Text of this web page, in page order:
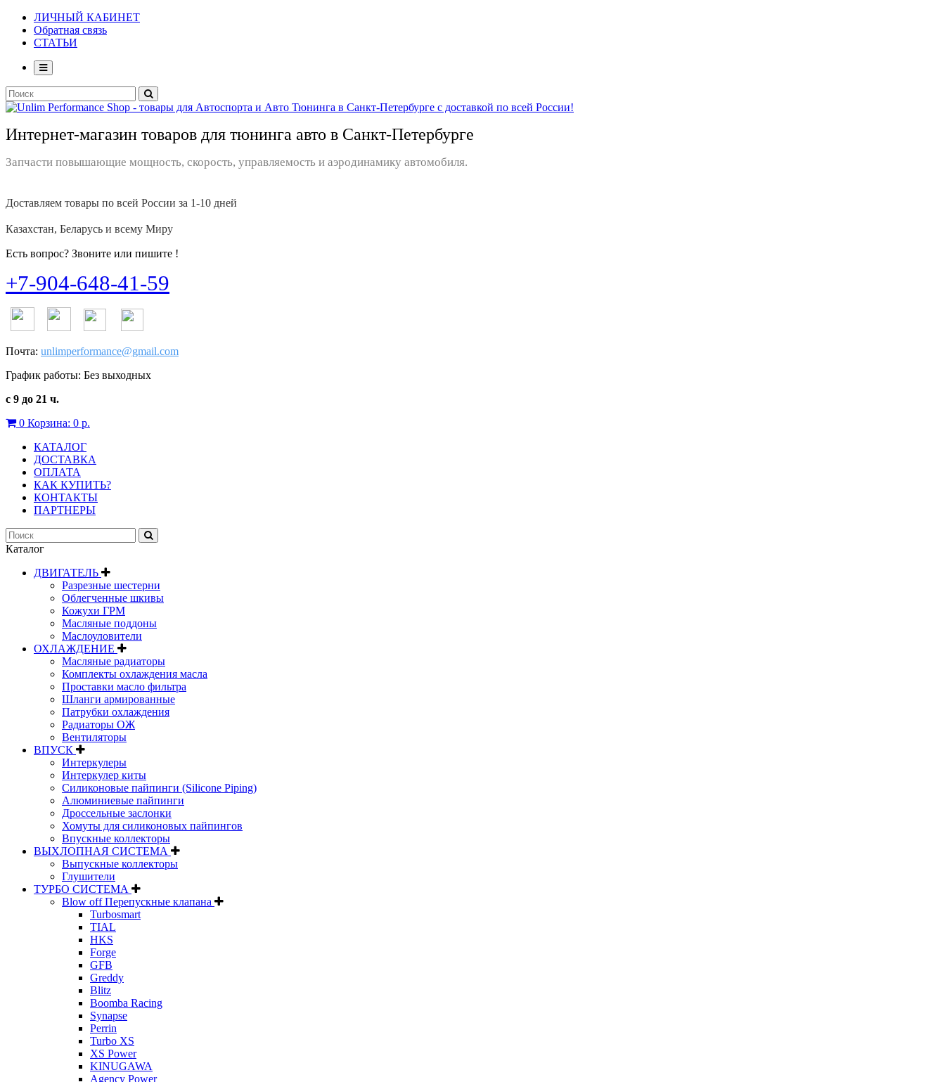
ЛИЧНЫЙ КАБИНЕТ
Обратная связь
СТАТЬИ
Интернет-магазин товаров для тюнинга авто в Санкт-Петербурге
Запчасти повышающие мощность, скорость, управляемость и аэродинамику автомобиля.
Доставляем товары по всей России за 1-10 дней
Казахстан, Беларусь и всему Миру
Есть вопрос? Звоните или пишите !
+7-904-648-41-59
Почта: unlimperformance@gmail.com
График работы: Без выходных
с 9 до 21 ч.
0 Корзина: 0 р.
КАТАЛОГ
ДОСТАВКА
ОПЛАТА
КАК КУПИТЬ?
КОНТАКТЫ
ПАРТНЕРЫ
Каталог
ДВИГАТЕЛЬ
Разрезные шестерни
Облегченные шкивы
Кожухи ГРМ
Масляные поддоны
Маслоуловители
ОХЛАЖДЕНИЕ
Масляные радиаторы
Комплекты охлаждения масла
Проставки масло фильтра
Шланги армированные
Патрубки охлаждения
Радиаторы ОЖ
Вентиляторы
ВПУСК
Интеркулеры
Интеркулер киты
Силиконовые пайпинги (Silicone Piping)
Алюминиевые пайпинги
Дроссельные заслонки
Хомуты для силиконовых пайпингов
Впускные коллекторы
ВЫХЛОПНАЯ СИСТЕМА
Выпускные коллекторы
Глушители
ТУРБО СИСТЕМА
Blow off Перепускные клапана
Turbosmart
TIAL
HKS
Forge
GFB
Greddy
Blitz
Boomba Racing
Synapse
Perrin
Turbo XS
XS Power
KINUGAWA
Agency Power